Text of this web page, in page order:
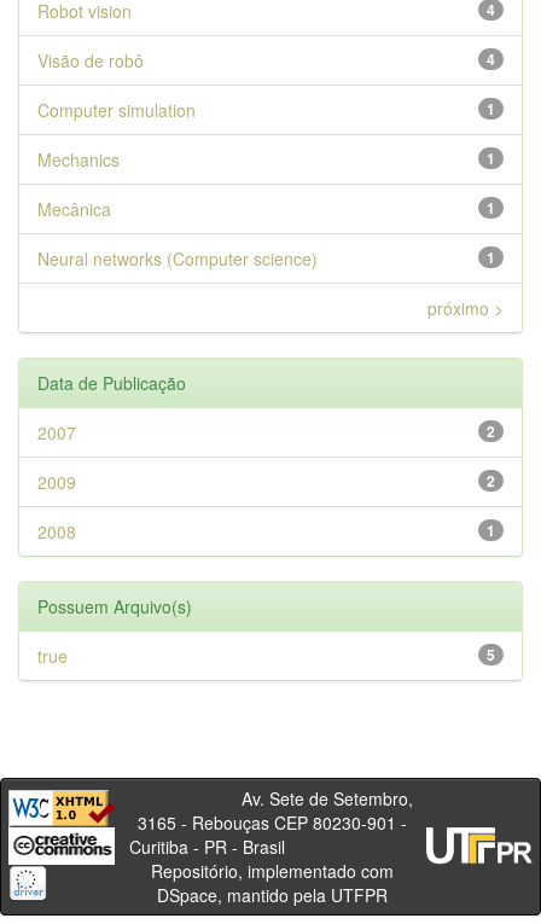
4
Robot vision
4
Visão de robô
1
Computer simulation
1
Mechanics
1
Mecânica
1
Neural networks (Computer science)
próximo >
Data de Publicação
2
2007
2
2009
1
2008
Possuem Arquivo(s)
5
true
Av. Sete de Setembro,
3165 - Rebouças CEP 80230-901 -
Curitiba - PR - Brasil
Repositório, implementado com
DSpace, mantido pela UTFPR